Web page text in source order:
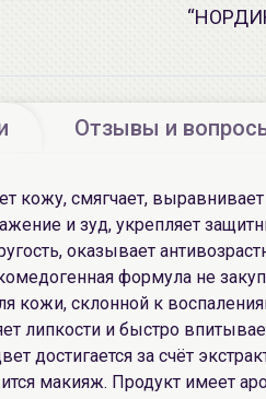
Отзывы и
кожу, смягчает,
и зуд, укрепляет
оказывает
формула не
кожи, склонной к
липкости и быстро
достигается за счёт
макияж. Продукт имеет